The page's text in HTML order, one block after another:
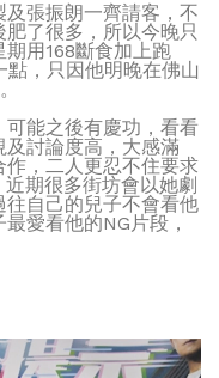
張振朗一齊請客，不
了很多，所以今晚只
用168斷食加上跑
，只因他明晚在佛山
能之後有慶功，看看
討論度高，大感滿
，二人更忍不住要求
期很多街坊會以她劇
自己的兒子不會看他
愛看他的NG片段，